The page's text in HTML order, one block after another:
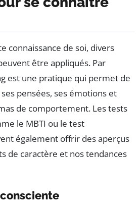
connaissance de soi, divers
être appliqués. Par
est une pratique qui permet de
pensées, ses émotions et
de comportement. Les tests
le MBTI ou le test
également offrir des aperçus
de caractère et nos tendances